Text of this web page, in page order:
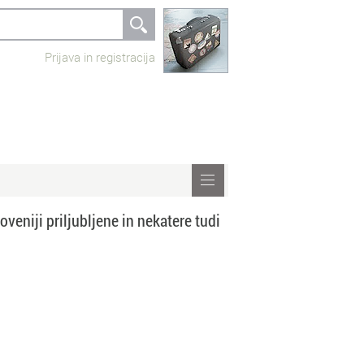
Prijava in registracija
priljubljene in nekatere tudi